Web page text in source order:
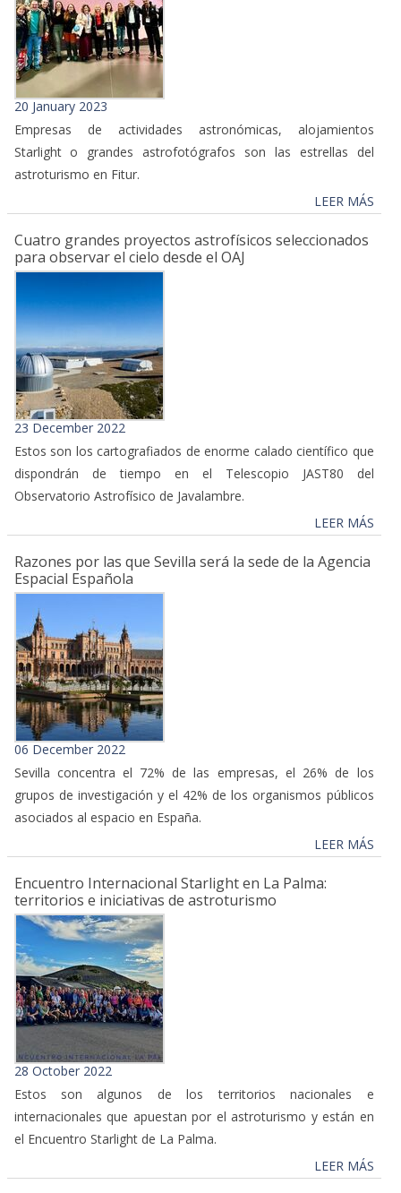
20 January 2023
Empresas de actividades astronómicas, alojamientos
Starlight o grandes astrofotógrafos son las estrellas del
astroturismo en Fitur.
LEER MÁS
Cuatro grandes proyectos astrofísicos seleccionados
para observar el cielo desde el OAJ
23 December 2022
Estos son los cartografiados de enorme calado científico que
dispondrán de tiempo en el Telescopio JAST80 del
Observatorio Astrofísico de Javalambre.
LEER MÁS
Razones por las que Sevilla será la sede de la Agencia
Espacial Española
06 December 2022
Sevilla concentra el 72% de las empresas, el 26% de los
grupos de investigación y el 42% de los organismos públicos
asociados al espacio en España.
LEER MÁS
Encuentro Internacional Starlight en La Palma:
territorios e iniciativas de astroturismo
28 October 2022
Estos son algunos de los territorios nacionales e
internacionales que apuestan por el astroturismo y están en
el Encuentro Starlight de La Palma.
LEER MÁS